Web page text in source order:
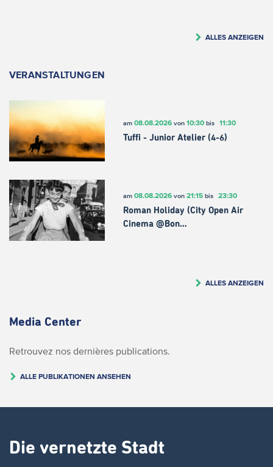
ALLES ANZEIGEN
VERANSTALTUNGEN
am 08.08.2026von 10:30bis 11:30
Tuffi - Junior Atelier (4-6)
am 08.08.2026von 21:15bis 23:30
Roman Holiday (City Open Air
Cinema @Bon…
ALLES ANZEIGEN
Media Center
Retrouvez nos dernières publications.
ALLE PUBLIKATIONEN ANSEHEN
Die vernetzte Stadt